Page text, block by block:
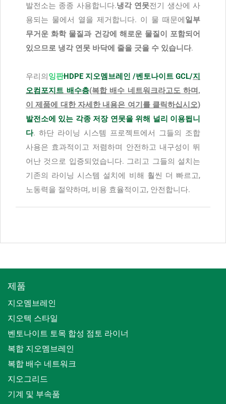
발전소는 종종 사용합니다.냉각 연못전기 생산에 사
용되는 물에서 열을 제거합니다. 이 물 때문에일부
무거운 화학 물질과 건강에 해로운 물질이 포함되어
있으므로 냉각 연못 바닥에 줄을 긋을 수 있습니다.
우리의잉판HDPE 지오멤브레인 /벤토나이트 GCL/지
오컴포지트 배수층(복합 배수 네트워크라고도 하며,
이 제품에 대한 자세한 내용은 여기를 클릭하십시오)
발전소에 있는 각종 저장 연못을 위해 널리 이용됩니
다. 하단 라이닝 시스템 프로젝트에서 그들의 조합
사용은 효과적이고 저렴하며 안전하고 내구성이 뛰
어난 것으로 입증되었습니다. 그리고 그들의 설치는
기존의 라이닝 시스템 설치에 비해 훨씬 더 빠르고,
노동력을 절약하며, 비용 효율적이고, 안전합니다.
제품
지오멤브레인
지오텍 스타일
벤토나이트 토목 합성 점토 라이너
복합 지오멤브레인
복합 배수 네트워크
지오그리드
기계 및 부속품